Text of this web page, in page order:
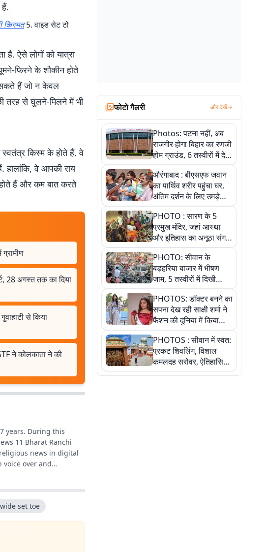
किस्मत 5. वाइड सेट टो
है. ऐसे लोगों को यात्रा
फिरने के शौकीन होते
सकते हैं जो न केवल
तरह से घुलने-मिलने में भी
स्वतंत्र किस्म के होते हैं. वे
हालांकि, वे आपकी राय
हैं और कम बात करते
28 अगस्त तक का दिया
से किया
ने कोलकाता ने की
years. During this
11 Bharat Ranchi
news in digital
over and
wide set toe
फोटो गैलरी और देखें
Photos: पटना नहीं, अब
राजगीर होगा बिहार का रणजी
होम ग्राउंड, 6 तस्वीरों में देखें
नए स्टेडियम की पूरी कहानी
औरंगाबाद : बीएसएफ जवान
का पार्थिव शरीर पहुंचा घर,
अंतिम दर्शन के लिए उमड़े
लोग
PHOTO : सारण के 5
प्रमुख मंदिर, जहां आस्था
और इतिहास का अनूठा संगम,
तस्वीरों में जानिए
PHOTO: सीवान के
बड़हरिया बाजार में भीषण
जाम, 5 तस्वीरों में दिखी
अव्यवस्था
PHOTOS: डॉक्टर बनने का
सपना देख रही साक्षी शर्मा ने
फैशन की दुनिया में किया
कमाल,जानिए बेगूसराय की
बेटी ने कैसे दी अपने सपनों
को उड़ान
PHOTOS : सीवान में स्वत:
प्रकट शिवलिंग, विशाल
कमलदह सरोवर, ऐतिहासिक
महेंद्रनाथ मंदिर और घंटाघर